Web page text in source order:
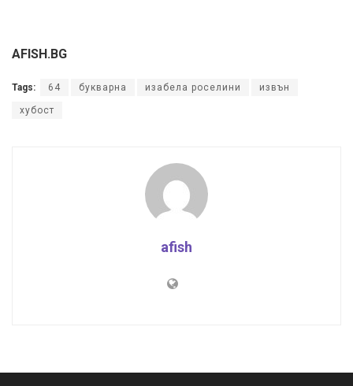
AFISH.BG
Tags: 64 букварна изабела роселини извън
хубост
afish